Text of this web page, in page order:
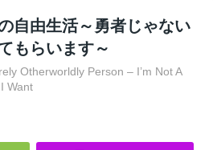
自由生活～勇者じゃない
もらいます～
Otherworldly Person – I’m Not A
Want